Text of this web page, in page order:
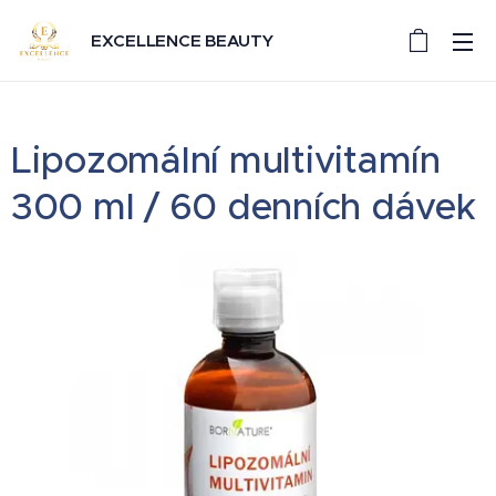
EXCELLENCE BEAUTY
Lipozomální multivitamín
300 ml / 60 denních dávek